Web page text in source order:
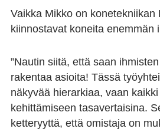
Vaikka Mikko on konetekniikan
kiinnostavat koneita enemmän
”Nautin siitä, että saan
rakentaa asioita! Tässä
näkyvää hierarkiaa, vaan
kehittämiseen tasavertaisina.
ketteryyttä, että omistaja on